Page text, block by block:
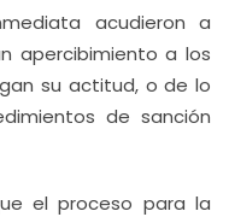
acudieron a
apercibimiento a los
su actitud, o de lo
de sanción
el proceso para la